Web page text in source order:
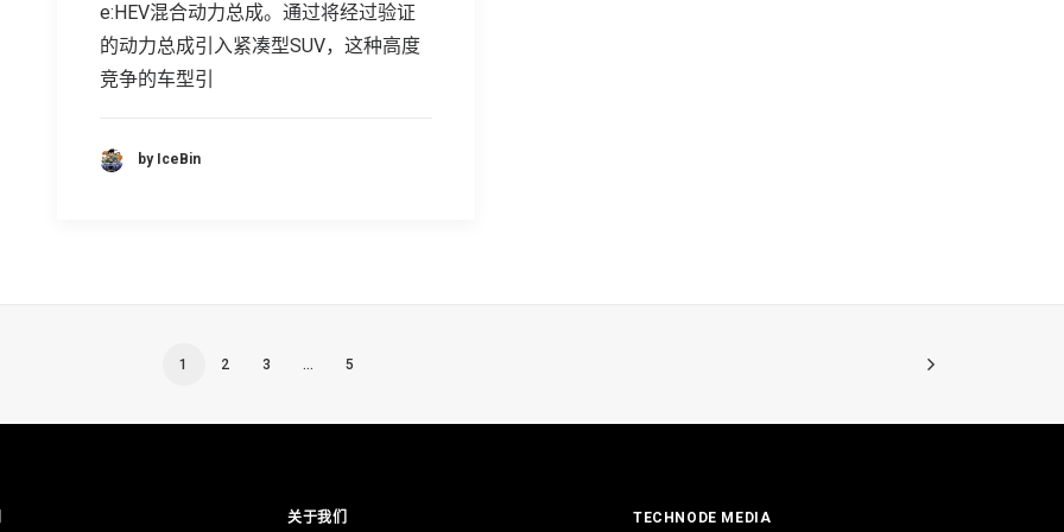
e:HEV混合动力总成。通过将经过验证
的动力总成引入紧凑型SUV，这种高度
竞争的车型引
by IceBin
1 2 3 … 5
关于我们 TECHNODE MEDIA